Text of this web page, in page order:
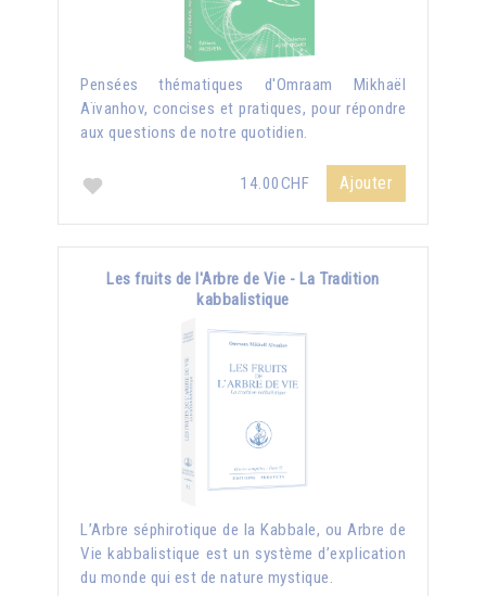
Pensées thématiques d'Omraam Mikhaël
Aïvanhov, concises et pratiques, pour répondre
aux questions de notre quotidien.
14.00CHF Ajouter
Les fruits de l'Arbre de Vie - La Tradition
kabbalistique
L’Arbre séphirotique de la Kabbale, ou Arbre de
Vie kabbalistique est un système d’explication
du monde qui est de nature mystique.